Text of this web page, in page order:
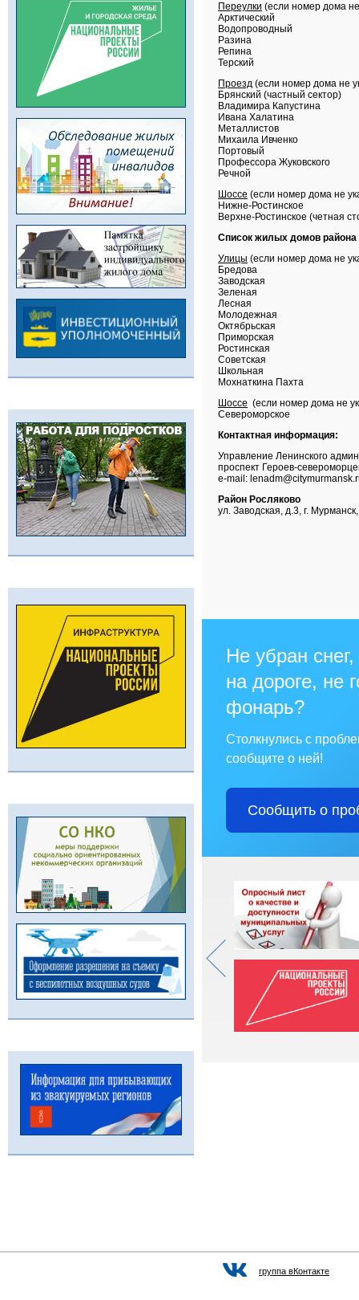
Переулки (если номер дома не
Арктический
Водопроводный
Разина
Репина
Терский
Проезд (если номер дома не
Брянский (частный сектор)
Владимира Капустина
Ивана Халатина
Металлистов
Михаила Ивченко
Портовый
Профессора Жуковского
Речной
Шоссе (если номер дома не
Нижне-Ростинское
Верхне-Ростинское (четная
Список жилых домов района
Улицы (если номер дома не
Бредова
Заводская
Зеленая
Лесная
Молодежная
Октябрьская
Приморская
Ростинская
Советская
Школьная
Мохнаткина Пахта
Шоссе (если номер дома не
Североморское
Контактная информация:
Управление Ленинского
проспект Героев-
е-mail:
Район Росляково
ул. Заводская, д.3, г.
Не убран
на дороге, не
фонарь?
Столкнулись с
сообщите о ней!
Сообщить о
группа вКонтакте